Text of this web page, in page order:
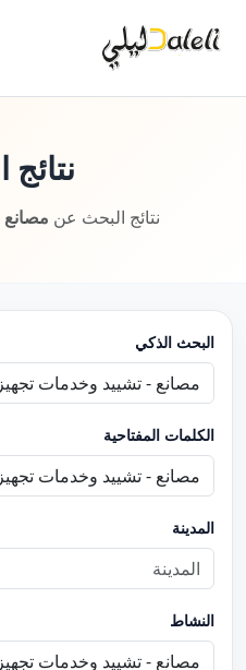
نتائج البحث عن مصانع
البحث الذكي
الكلمات المفتاحية
المدينة
النشاط